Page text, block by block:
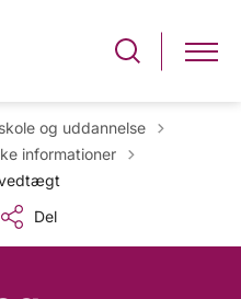
og uddannelse
til informationer
Del